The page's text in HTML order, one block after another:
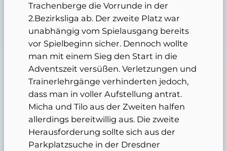
Trachenberge die Vorrunde in der
2.Bezirksliga ab. Der zweite Platz war
unabhängig vom Spielausgang bereits
vor Spielbeginn sicher. Dennoch wollte
man mit einem Sieg den Start in die
Adventszeit versüßen. Verletzungen und
Trainerlehrgänge verhinderten jedoch,
dass man in voller Aufstellung antrat.
Micha und Tilo aus der Zweiten halfen
allerdings bereitwillig aus. Die zweite
Herausforderung sollte sich aus der
Parkplatzsuche in der Dresdner